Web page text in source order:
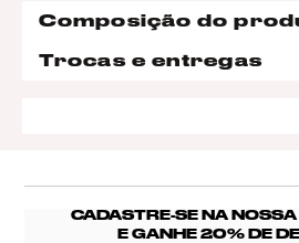
Composição do
Trocas e entregas
CADASTRE-SE NA
E GANHE 20% DE